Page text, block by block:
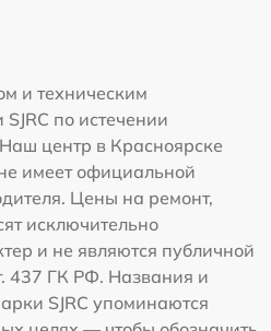
и техническим
по истечении
центр в Красноярске
имеет официальной
Цены на ремонт,
исключительно
и не являются публичной
437 ГК РФ. Названия и
SJRC упоминаются